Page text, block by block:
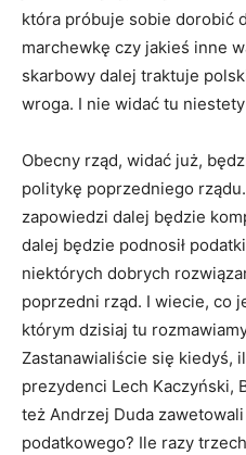
która próbuje sobie dorobić
marchewkę czy jakieś inne
skarbowy dalej traktuje
wroga. I nie widać tu
Obecny rząd, widać już,
politykę poprzedniego
zapowiedzi dalej będzie
dalej będzie podnosił
niektórych dobrych
poprzedni rząd. I wiecie, co
którym dzisiaj tu
Zastanawialiście się kiedyś,
prezydenci Lech Kaczyński,
też Andrzej Duda
podatkowego? Ile razy